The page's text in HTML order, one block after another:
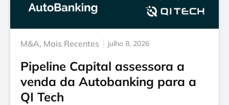
M&A, Mais Recentes julho 8, 2026
Pipeline Capital assessora a
venda da Autobanking para a
QI Tech